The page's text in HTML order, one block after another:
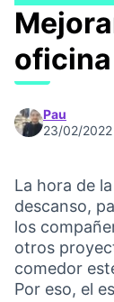
oficina
Pau
23/02/2022
La hora de
descanso,
los
otros
comedor
Por eso, el